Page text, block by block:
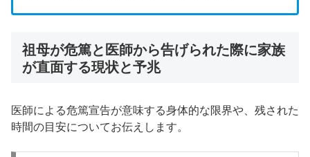
祖母が危篤と医師から告げられた際に家族
が直面する現状と予兆
医師による危篤宣告が意味する身体的な限界や、残された
時間の目安についてお伝えします。